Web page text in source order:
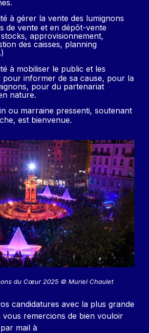
à gérer la vente des lumignons
de vente et en dépôt-vente
approvisionnement,
des caisses, planning
à mobiliser le public et les
pour informer de sa cause, pour la
pour du partenariat
nature.
ou marraine pressenti, soutenant
est bienvenue.
du Cœur 2025 © Muriel Chaulet
candidatures avec la plus grande
vous remercions de bien vouloir
mail à